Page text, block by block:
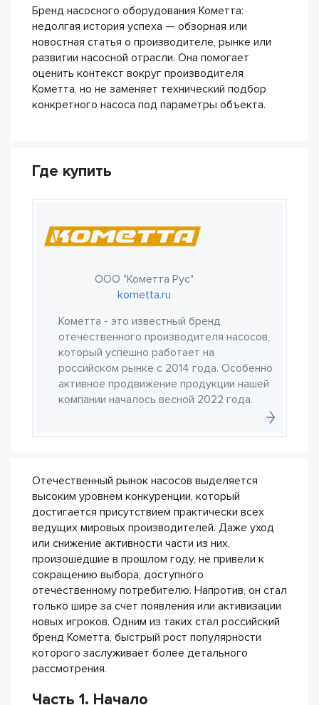
Бренд насосного оборудования Кометта:
недолгая история успеха — обзорная или
новостная статья о производителе, рынке или
развитии насосной отрасли. Она помогает
оценить контекст вокруг производителя
Кометта, но не заменяет технический подбор
конкретного насоса под параметры объекта.
Где купить
ООО "Кометта Рус"
kometta.ru
Кометта - это известный бренд
отечественного производителя насосов,
который успешно работает на
российском рынке с 2014 года. Особенно
активное продвижение продукции нашей
компании началось весной 2022 года.
Отечественный рынок насосов выделяется
высоким уровнем конкуренции, который
достигается присутствием практически всех
ведущих мировых производителей. Даже уход
или снижение активности части из них,
произошедшие в прошлом году, не привели к
сокращению выбора, доступного
отечественному потребителю. Напротив, он стал
только шире за счет появления или активизации
новых игроков. Одним из таких стал российский
бренд Кометта, быстрый рост популярности
которого заслуживает более детального
рассмотрения.
Часть 1. Начало